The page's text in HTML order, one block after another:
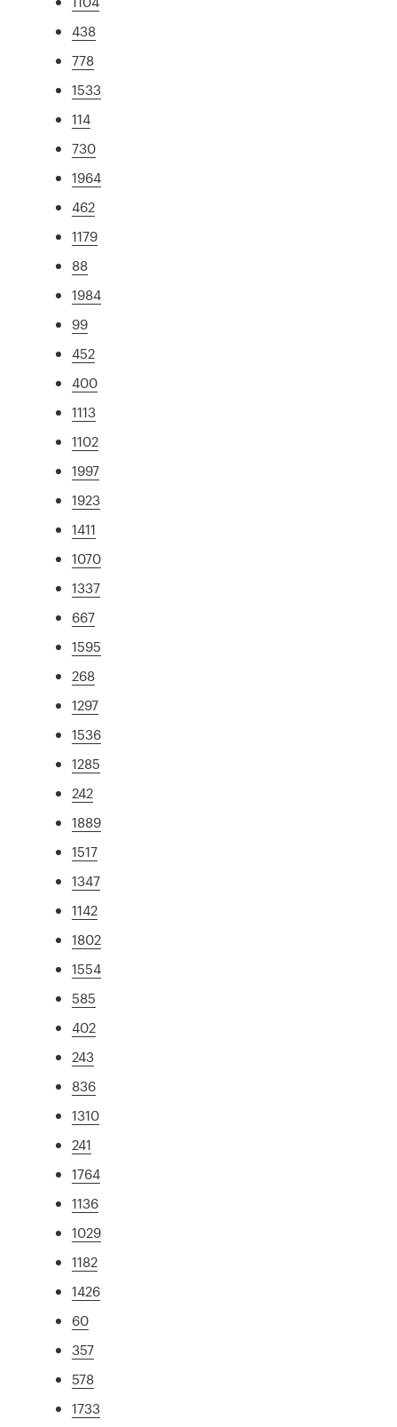
438
778
1533
114
730
1964
462
1179
88
1984
99
452
400
1113
1102
1997
1923
1411
1070
1337
667
1595
268
1297
1536
1285
242
1889
1517
1347
1142
1802
1554
585
402
243
836
1310
241
1764
1136
1029
1182
1426
60
357
578
1733